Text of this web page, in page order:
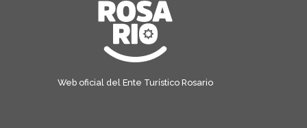
Web oficial del Ente Turístico Rosario